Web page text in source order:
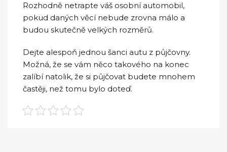
Rozhodně netrapte váš osobní automobil,
pokud daných věcí nebude zrovna málo a
budou skutečně velkých rozměrů.
Dejte alespoň jednou šanci autu z půjčovny.
Možná, že se vám něco takového na konec
zalíbí natolik, že si půjčovat budete mnohem
častěji, než tomu bylo doteď.